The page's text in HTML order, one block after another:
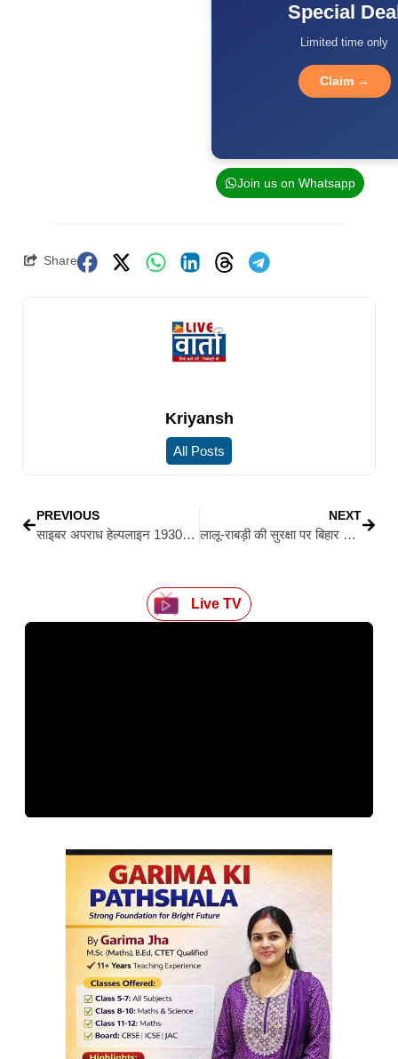
Special
Limited time only
Claim →
Join us on Whatsapp
Share
Kriyansh
All Posts
PREVIOUS
साइबर अपराध हेल्पलाइन 1930 को और मजबूत करेगी सरकार, अमित शाह ने की समीक्षा
NEXT
लालू-राबड़ी की सुरक्षा पर बिहार पुलिस का स्पष्टीकरण, कहा—बुलेटप्रूफ कार समेत पूरी सुरक्षा मौजूद
Live TV